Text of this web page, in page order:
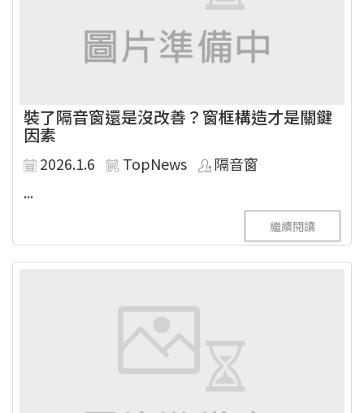
裝了隔音窗還是沒改善？窗框構造才是關鍵
因素
2026.1.6 TopNews
隔音窗
...
繼續閱讀